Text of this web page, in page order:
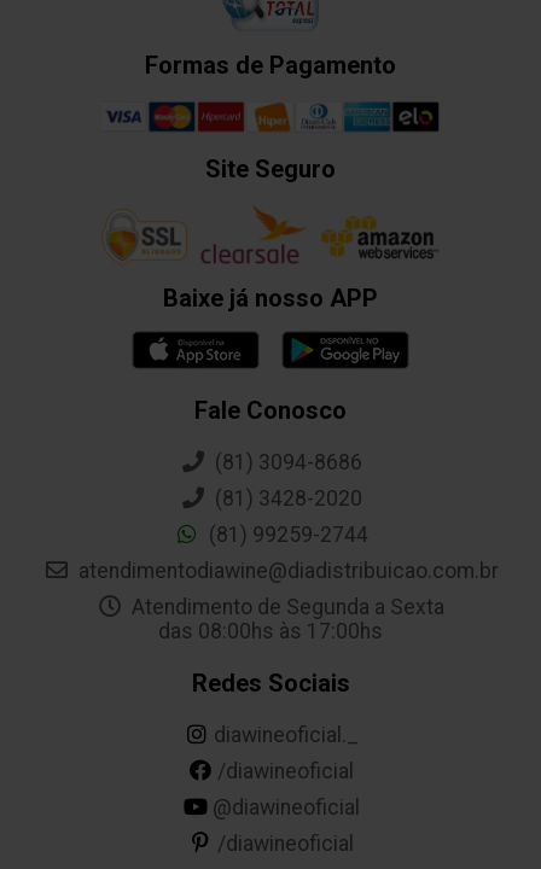
Formas de Pagamento
Site Seguro
Baixe já nosso APP
Fale Conosco
(81) 3094-8686
(81) 3428-2020
(81) 99259-2744
atendimentodiawine@diadistribuicao.com.br
Atendimento de Segunda a Sexta
das 08:00hs às 17:00hs
Redes Sociais
diawineoficial._
/diawineoficial
@diawineoficial
/diawineoficial